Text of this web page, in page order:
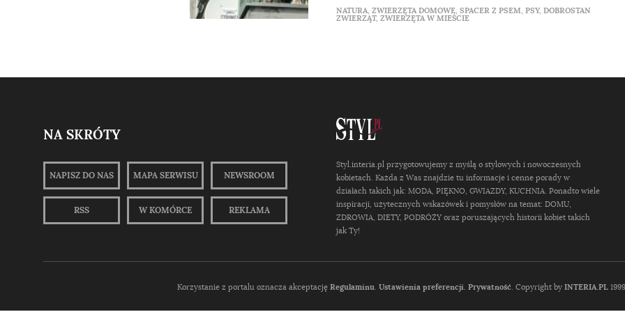
NATURA, ZWIERZĘTA DOMOWE, SPACER Z PSEM, PSY, DOBROSTAN
ZWIERZĄT, ZWIERZĘTA W MIEŚCIE
NA SKRÓTY
NAPISZ DO NAS MAPA SERWISU NEWSROOM
RSS W KOMÓRCE REKLAMA
Styl.interia.pl przygotowujemy z myślą o stylowych i nowoczesnych
kobietach. Każda z Was znajdzie tu informacje i cenne porady w
działach takich jak: MODA, PIĘKNO, GWIAZDY, KUCHNIA. Ponadto wiele
inspiracji, użytecznych wskazówek i pomysłów na temat: DOMU,
ZDROWIA, DIETY, PODRÓŻY oraz poruszających historii kobiet takich
jak Ty!
Korzystanie z portalu oznacza akceptację Regulaminu. Ustawienia preferencji. Prywatność. Copyright by INTERIA.PL